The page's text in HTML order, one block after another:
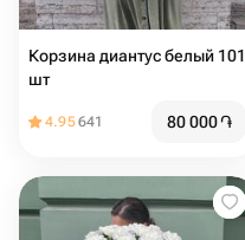
Кoрзинa диантус белый 101
шт
4.95641 80 000֏